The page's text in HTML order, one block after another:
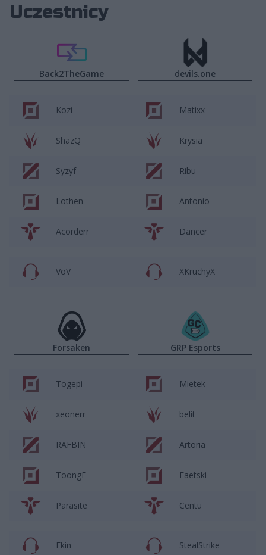
Uczestnicy
Back2TheGame devils.one
Kozi Matixx
ShazQ Krysia
Syzyf Ribu
Lothen Antonio
Acorderr Dancer
VoV XKruchyX
Forsaken GRP Esports
Togepi Mietek
xeonerr belit
RAFBIN Artoria
ToongE Faetski
Parasite Centu
Ekin StealStrike